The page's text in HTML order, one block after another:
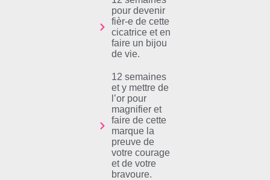
pour devenir
fièr-e de cette
cicatrice et en
faire un bijou
de vie.
12 semaines
et y mettre de
l’or pour
magnifier et
faire de cette
marque la
preuve de
votre courage
et de votre
bravoure.